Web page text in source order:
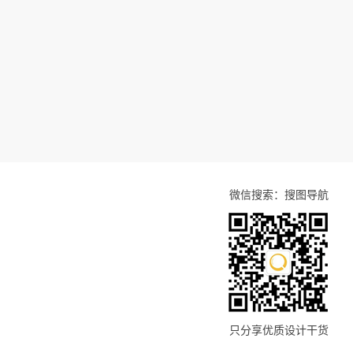
微信搜索：搜图导航
只分享优质设计干货